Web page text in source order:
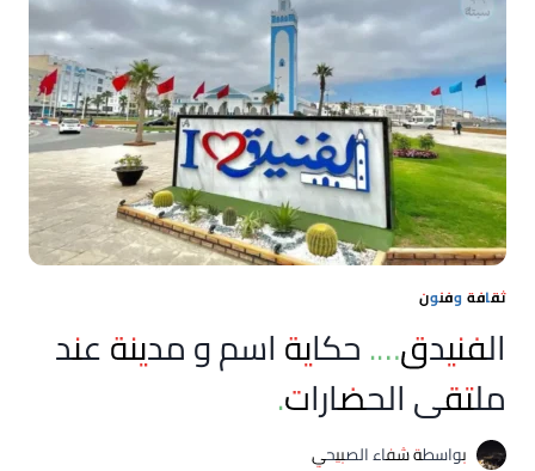
بسيطة
تخفي
وراءها
سوء
فهم
كبير
ثقافة وفنون
الفنيدق…. حكاية اسم و مدينة عند
ملتقى الحضارات.
بواسطةشفاء الصبيحي